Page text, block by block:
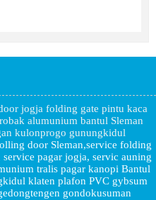
jogja folding gate pintu kaca
alumunium bantul Sleman
kulonprogo gunungkidul
door Sleman,service folding
pagar jogja, servic auning
tralis pagar kanopi Bantul
klaten plafon PVC gybsum
gondokusuman